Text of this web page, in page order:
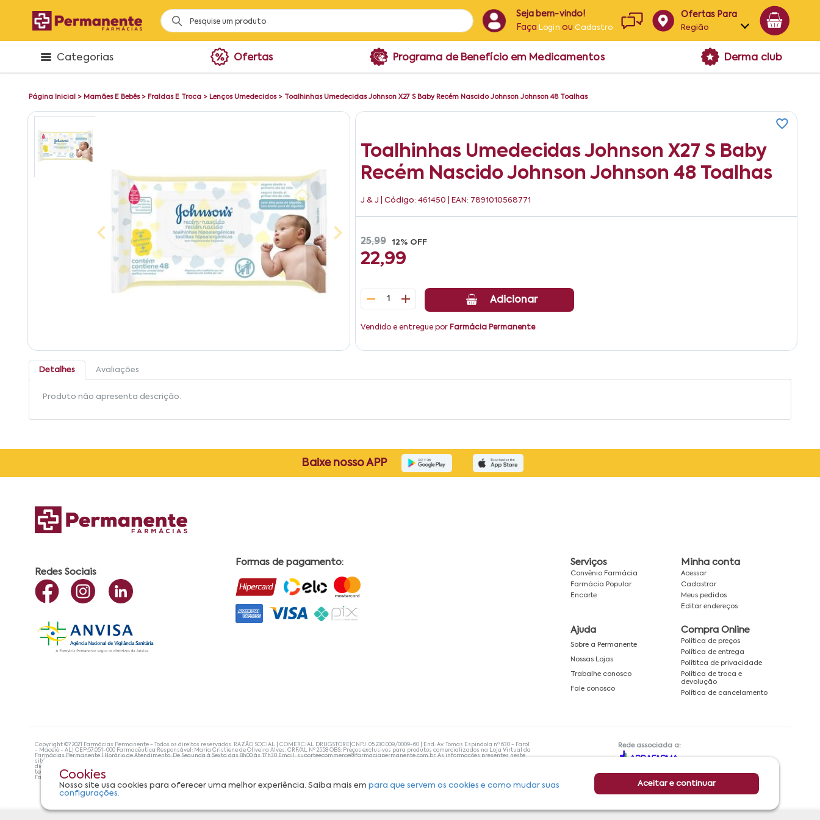
Seja bem-vindo!
Faça Login ouCadastro
Ofertas Para
Região
Alagoas
Categorias Ofertas Programa de Benefício em Medicamentos Derma club
Página Inicial > Mamães E Bebês> Fraldas E Troca > Lenços Umedecidos> Toalhinhas Umedecidas Johnson X27 S Baby Recém Nascido Johnson Johnson 48 Toalhas
Toalhinhas Umedecidas Johnson X27 S Baby
Recém Nascido Johnson Johnson 48 Toalhas
J & J | Código: 461450 | EAN: 7891010568771
25,99 12% OFF
22,99
1 Adicionar
Vendido e entregue por Farmácia Permanente
Detalhes Avaliações
Produto não apresenta descrição.
Cookies
Nosso site usa cookies para oferecer uma melhor experiência. Saiba mais empara que servem os cookies e como mudar suas
configurações.
Aceitar e continuar
Baixe nosso APP
Redes Sociais
Formas de pagamento: Serviços
Convênio Farmácia
Farmácia Popular
Encarte
Minha conta
Acessar
Cadastrar
Meus pedidos
Editar endereços
Ajuda
Sobre a Permanente
Nossas Lojas
Trabalhe conosco
Fale conosco
Compra Online
Política de preços
Política de entrega
Polítitca de privacidade
Política de troca e
devolução
Política de cancelamento
Copyright ©? 2021 Farmácias Permanente - Todos os direitos reservados. RAZÃO SOCIAL | COMERCIAL DRUGSTORE|CNPJ: 05.230.009/0009-60 | End: Av. Tomas Espindola nº 630 - Farol
- Maceió - AL| CEP:57.051-000 Farmacêutica Responsável: Maria Cristiene de Oliveira Alves, CRF/AL Nº 2558 OBS: Preços exclusivos para produtos comercializados na Loja Virtual da
Farmácias Permanente | Horário de Atendimento: De Segunda à Sexta das 8h00 às 17h30 Email: suporteecommerce@farmaciapermanente.com.br. As informações presentes neste
site não devem ser utilizadas para automedicação e, de forma alguma, substituem as orientações de um profissional da área médica. Apenas o médico está capacitado para
diagnosticar problemas de saúde e prescrever o tratamento adequado. Se os sintomas persistirem, um médico deve ser consultado. A Farmácia Permanente trabalha com as
tecnologias mais avançadas de proteção de dados, para que você possa realizar suas compras com tranquilidade. A privacidade e a segurança dos clientes são compromissos da
Farmácias Permanente. Todos os pedidos efetuados estão sujeitos à confirmação da disponibilidade de produto em nosso estoque.
Rede associada a: